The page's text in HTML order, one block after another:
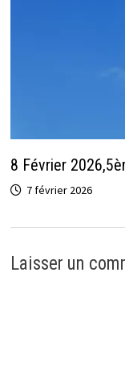
8 Février
7 février 2026
Laisser un